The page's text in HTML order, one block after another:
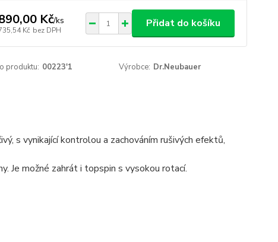
Kč/ks
Kč bez DPH
Přidat do košíku
produktu: 00223'1 Výrobce: Dr.Neubauer
s vynikající kontrolou a zachováním rušivých efektů,
Je možné zahrát i topspin s vysokou rotací.